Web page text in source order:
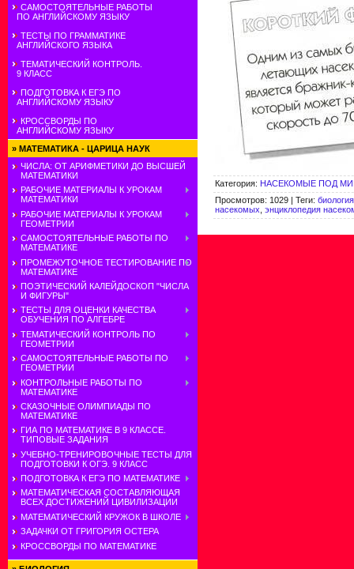
САМОСТОЯТЕЛЬНЫЕ РАБОТЫ
ПО АНГЛИЙСКОМУ ЯЗЫКУ
ТЕСТЫ ПО ГРАММАТИКЕ
АНГЛИЙСКОГО ЯЗЫКА
ТЕМАТИЧЕСКИЙ КОНТРОЛЬ.
9 КЛАСС
ПОДГОТОВКА К ЕГЭ ПО
АНГЛИЙСКОМУ ЯЗЫКУ
КРОССВОРДЫ ПО
АНГЛИЙСКОМУ ЯЗЫКУ
» МАТЕМАТИКА - ЦАРИЦА НАУК
ЧИСЛА: ОТ АРИФМЕТИКИ ДО ВЫСШЕЙ
МАТЕМАТИКИ
РАБОЧИЕ МАТЕРИАЛЫ К УРОКАМ
МАТЕМАТИКИ
РАБОЧИЕ МАТЕРИАЛЫ К УРОКАМ
ГЕОМЕТРИИ
САМОСТОЯТЕЛЬНЫЕ РАБОТЫ ПО
МАТЕМАТИКЕ
ПРОМЕЖУТОЧНОЕ ТЕСТИРОВАНИЕ ПО
МАТЕМАТИКЕ
ПОЭТИЧЕСКИЙ КАЛЕЙДОСКОП "ЧИСЛА
И ФИГУРЫ"
ТЕСТЫ ДЛЯ ОЦЕНКИ КАЧЕСТВА
ОБУЧЕНИЯ ПО АЛГЕБРЕ
ТЕМАТИЧЕСКИЙ КОНТРОЛЬ ПО
ГЕОМЕТРИИ
САМОСТОЯТЕЛЬНЫЕ РАБОТЫ ПО
ГЕОМЕТРИИ
КОНТРОЛЬНЫЕ РАБОТЫ ПО
МАТЕМАТИКЕ
СКАЗОЧНЫЕ ОЛИМПИАДЫ ПО
МАТЕМАТИКЕ
ГИА ПО МАТЕМАТИКЕ В 9 КЛАССЕ.
ТИПОВЫЕ ЗАДАНИЯ
УЧЕБНО-ТРЕНИРОВОЧНЫЕ ТЕСТЫ ДЛЯ
ПОДГОТОВКИ К ОГЭ. 9 КЛАСС
ПОДГОТОВКА К ЕГЭ ПО МАТЕМАТИКЕ
МАТЕМАТИЧЕСКАЯ СОСТАВЛЯЮЩАЯ
ВСЕХ ДОСТИЖЕНИЙ ЦИВИЛИЗАЦИИ
МАТЕМАТИЧЕСКИЙ КРУЖОК В ШКОЛЕ
ЗАДАЧКИ ОТ ГРИГОРИЯ ОСТЕРА
КРОССВОРДЫ ПО МАТЕМАТИКЕ
Категория: НАСЕКОМЫЕ ПОД
Просмотров: 1029 | Теги:
насекомых энциклопедия